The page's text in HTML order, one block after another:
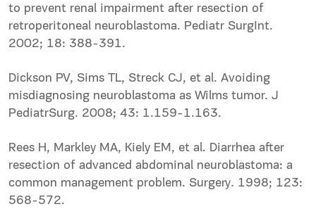
to prevent renal impairment after resection of
retroperitoneal neuroblastoma. Pediatr SurgInt.
2002; 18: 388-391.
Dickson PV, Sims TL, Streck CJ, et al. Avoiding
misdiagnosing neuroblastoma as Wilms tumor. J
PediatrSurg. 2008; 43: 1.159-1.163.
Rees H, Markley MA, Kiely EM, et al. Diarrhea after
resection of advanced abdominal neuroblastoma: a
common management problem. Surgery. 1998; 123:
568-572.